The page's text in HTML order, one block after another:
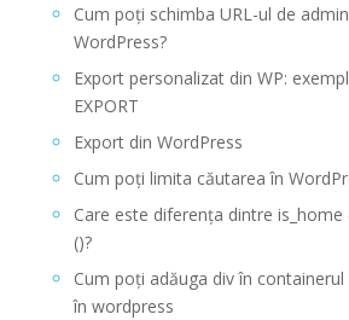
Cum poți schimba URL-ul de
WordPress?
Export personalizat din WP:
EXPORT
Export din WordPress
Cum poți limita căutarea în
Care este diferența dintre is_home
()?
Cum poți adăuga div în
în wordpress